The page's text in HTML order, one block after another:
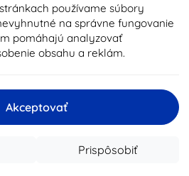
používame súbory
na správne fungovanie
pomáhajú analyzovať
obsahu a reklám.
Akceptovať
Prispôsobiť